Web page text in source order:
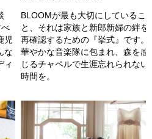
児
な
ィ
BLOOMが最も大切にしているこ
と、それは家族と新郎新婦の絆を
再確認するための『挙式』です。
華やかな音楽隊に包まれ、森を感
じるチャペルで生涯忘れられない
時間を。